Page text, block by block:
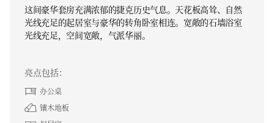
这间豪华套房充满浓郁的捷克历史气息。天花板高耸、自然
光线充足的起居室与豪华的转角卧室相连。宽敞的石墙浴室
光线充足，空间宽敞，气派华丽。
亮点包括：
办公桌
镶木地板